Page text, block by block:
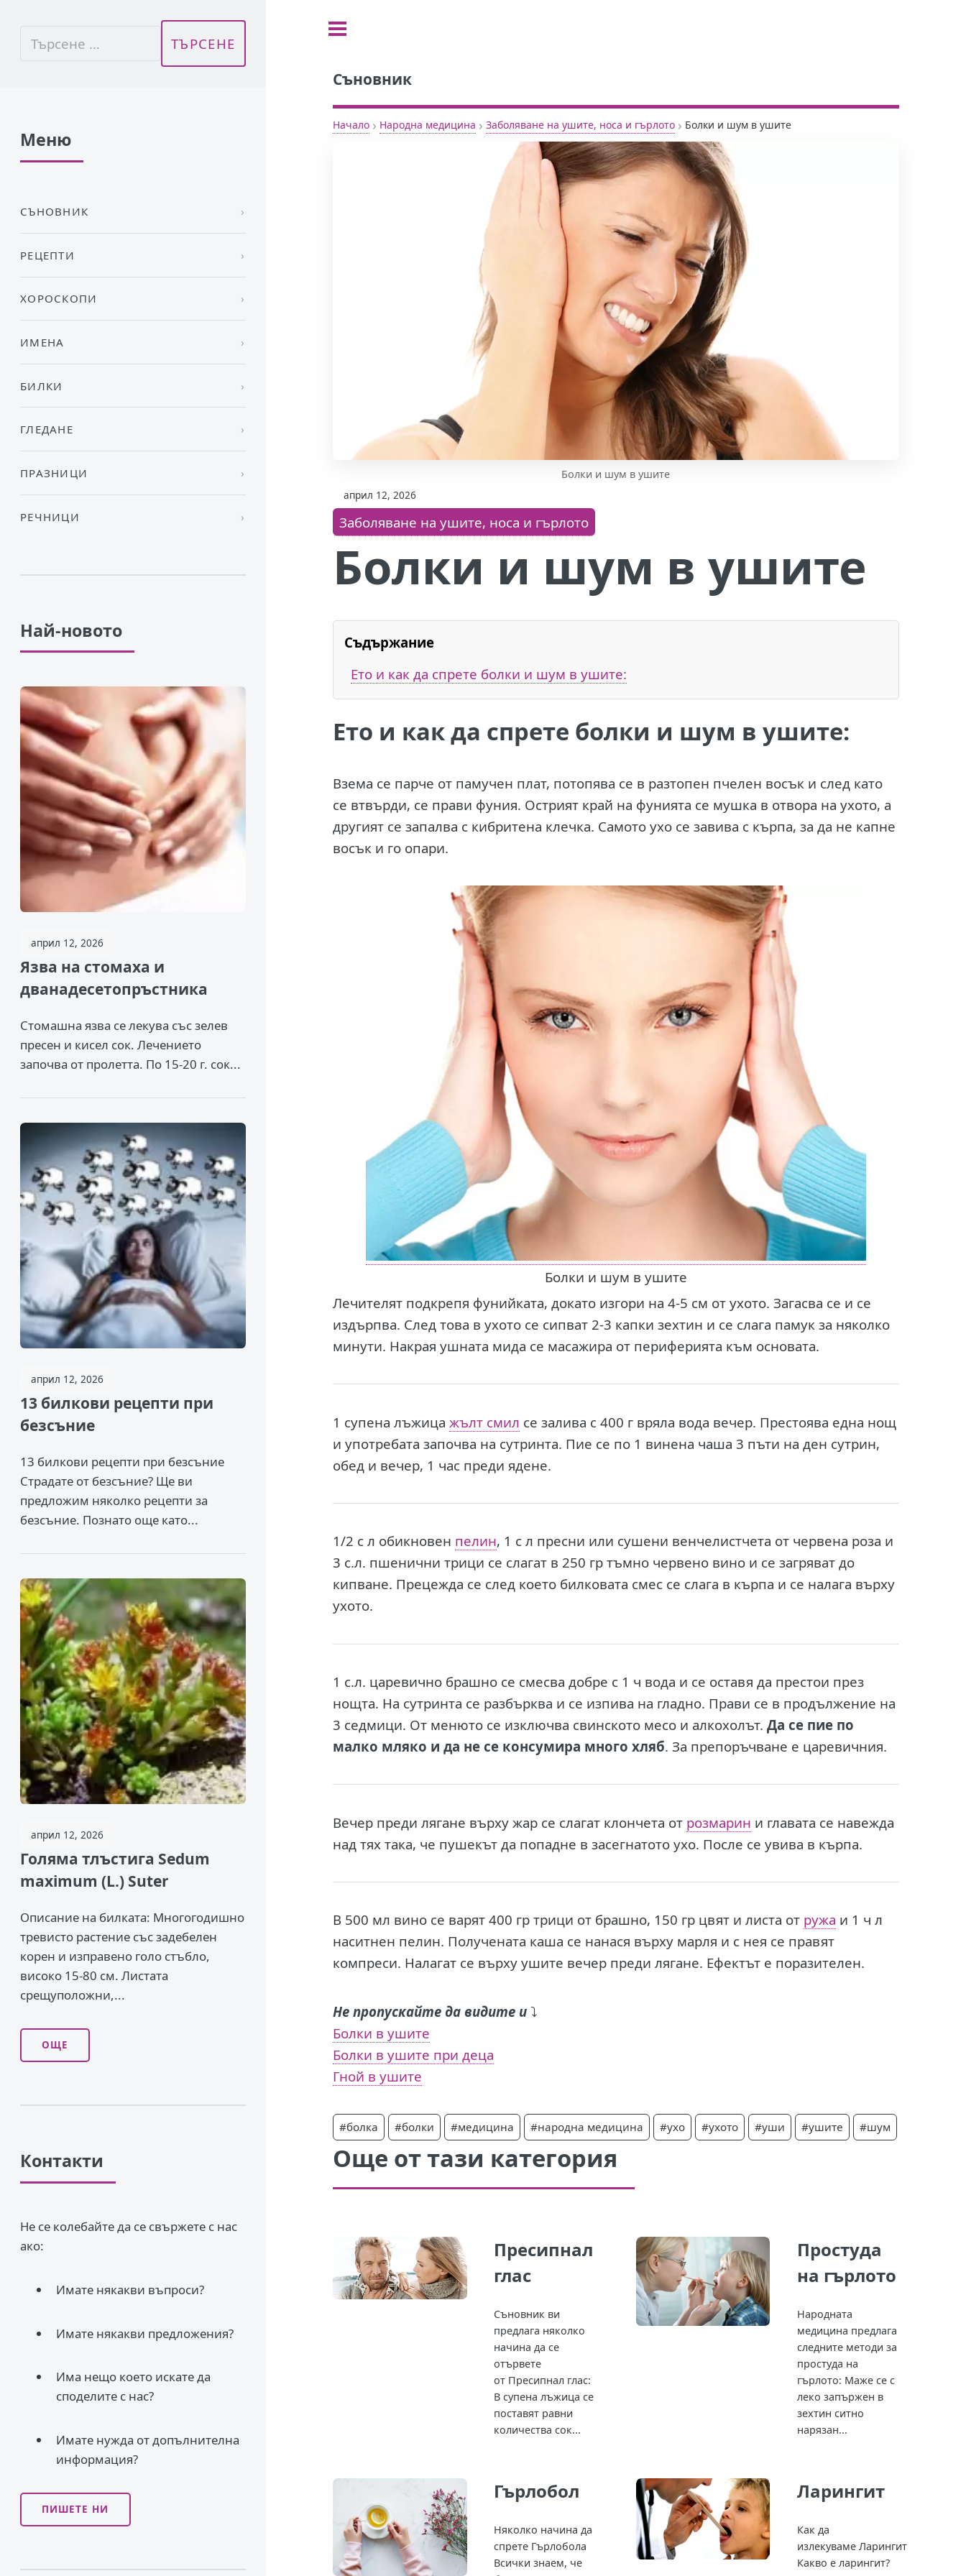
Съновник
Начало › Народна медицина › Заболяване на ушите, носа и гърлото › Болки и шум в ушите
Болки и шум в ушите
април 12, 2026
Заболяване на ушите, носа и гърлото
Болки и шум в ушите
Съдържание
Ето и как да спрете болки и шум в ушите:
Ето и как да спрете болки и шум в ушите:
Взема се парче от памучен плат, потопява се в разтопен пчелен восък и след като
се втвърди, се прави фуния. Острият край на фунията се мушка в отвора на ухото, а
другият се запалва с кибритена клечка. Самото ухо се завива с кърпа, за да не капне
восък и го опари.
Болки и шум в ушите
Лечителят подкрепя фунийката, докато изгори на 4-5 см от ухото. Загасва се и се
издърпва. След това в ухото се сипват 2-3 капки зехтин и се слага памук за няколко
минути. Накрая ушната мида се масажира от периферията към основата.
1 супена лъжица жълт смил се залива с 400 г вряла вода вечер. Престоява една нощ
и употребата започва на сутринта. Пие се по 1 винена чаша 3 пъти на ден сутрин,
обед и вечер, 1 час преди ядене.
1/2 с л обикновен пелин, 1 с л пресни или сушени венчелистчета от червена роза и
3 с.л. пшенични трици се слагат в 250 гр тъмно червено вино и се загряват до
кипване. Прецежда се след което билковата смес се слага в кърпа и се налага върху
ухото.
1 с.л. царевично брашно се смесва добре с 1 ч вода и се оставя да престои през
нощта. На сутринта се разбърква и се изпива на гладно. Прави се в продължение на
3 седмици. От менюто се изключва свинското месо и алкохолът. Да се пие по
малко мляко и да не се консумира много хляб. За препоръчване е царевичния.
Вечер преди лягане върху жар се слагат клончета от розмарин и главата се навежда
над тях така, че пушекът да попадне в засегнатото ухо. После се увива в кърпа.
В 500 мл вино се варят 400 гр трици от брашно, 150 гр цвят и листа от ружа и 1 ч л
наситнен пелин. Получената каша се нанася върху марля и с нея се правят
компреси. Налагат се върху ушите вечер преди лягане. Ефектът е поразителен.
Не пропускайте да видите и⤵️
Болки в ушите
Болки в ушите при деца
Гной в ушите
#болка #болки #медицина #народна медицина #ухо #ухото #уши #ушите #шум
Още от тази категория
Пресипнал
глас
Съновник ви
предлага няколко
начина да се
отървете
от Пресипнал глас:
В супена лъжица се
поставят равни
количества сок...
Простуда
на гърлото
Народната
медицина предлага
следните методи за
простуда на
гърлото: Маже се с
леко запържен в
зехтин ситно
нарязан...
Гърлобол
Няколко начина да
спрете Гърлобола
Всички знаем, че
Ларингит
Как да
излекуваме Ларингит
Какво е ларингит?
Меню
СЪНОВНИК
РЕЦЕПТИ
ХОРОСКОПИ
ИМЕНА
БИЛКИ
ГЛЕДАНЕ
ПРАЗНИЦИ
РЕЧНИЦИ
Най-новото
април 12, 2026
Язва на стомаха и
дванадесетопръстника
Стомашна язва се лекува със зелев
пресен и кисел сок. Лечението
започва от пролетта. По 15-20 г. сок...
април 12, 2026
13 билкови рецепти при
безсъние
13 билкови рецепти при безсъние
Страдате от безсъние? Ще ви
предложим няколко рецепти за
безсъние. Познато още като...
април 12, 2026
Голяма тлъстига Sedum
maximum (L.) Suter
Описание на билката: Многогодишно
тревисто растение със задебелен
корен и изправено го­ло стъбло,
високо 15-80 см. Листата
срещуположни,...
ОЩЕ
Контакти
Не се колебайте да се свържете с нас
ако:
Имате някакви въпроси?
Имате някакви предложения?
Има нещо което искате да
споделите с нас?
Имате нужда от допълнителна
информация?
ПИШЕТЕ НИ